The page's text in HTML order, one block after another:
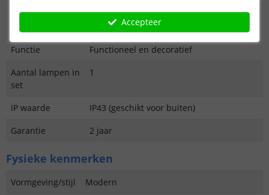
Type
Wandlamp
Functie
Functioneel en decoratief
Aantal lampen in
set
1
IP waarde
IP43 (geschikt voor buiten)
Garantie
2 jaar
Fysieke kenmerken
Vormgeving/stijl
Modern
Accepteer